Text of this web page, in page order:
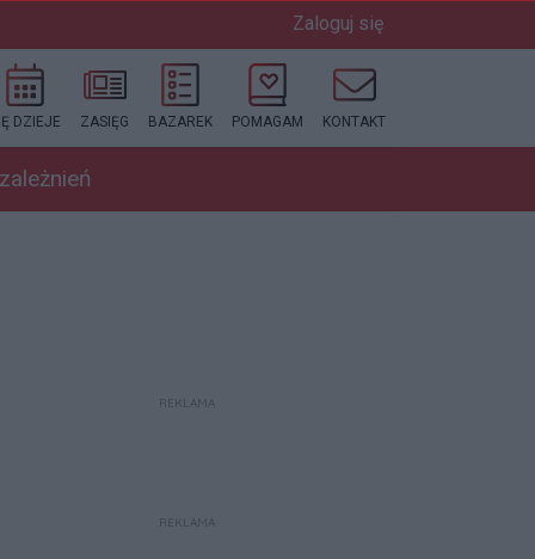
Zaloguj się
DZIEJE ZASIĘG BAZAREK POMAGAM KONTAKT
REKLAMA
REKLAMA